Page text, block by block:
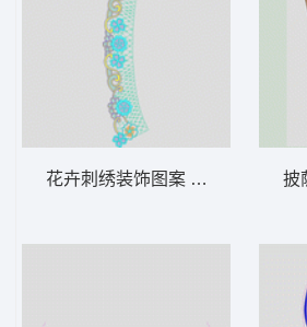
花卉刺绣装饰图案 水溶假领 披